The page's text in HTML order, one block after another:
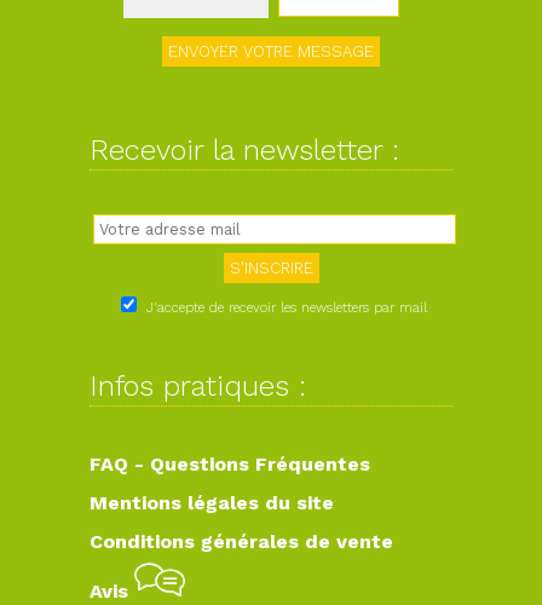
Recevoir la newsletter :
J'accepte de recevoir les newsletters par mail
Infos pratiques :
FAQ - Questions Fréquentes
Mentions légales du site
Conditions générales de vente
Avis